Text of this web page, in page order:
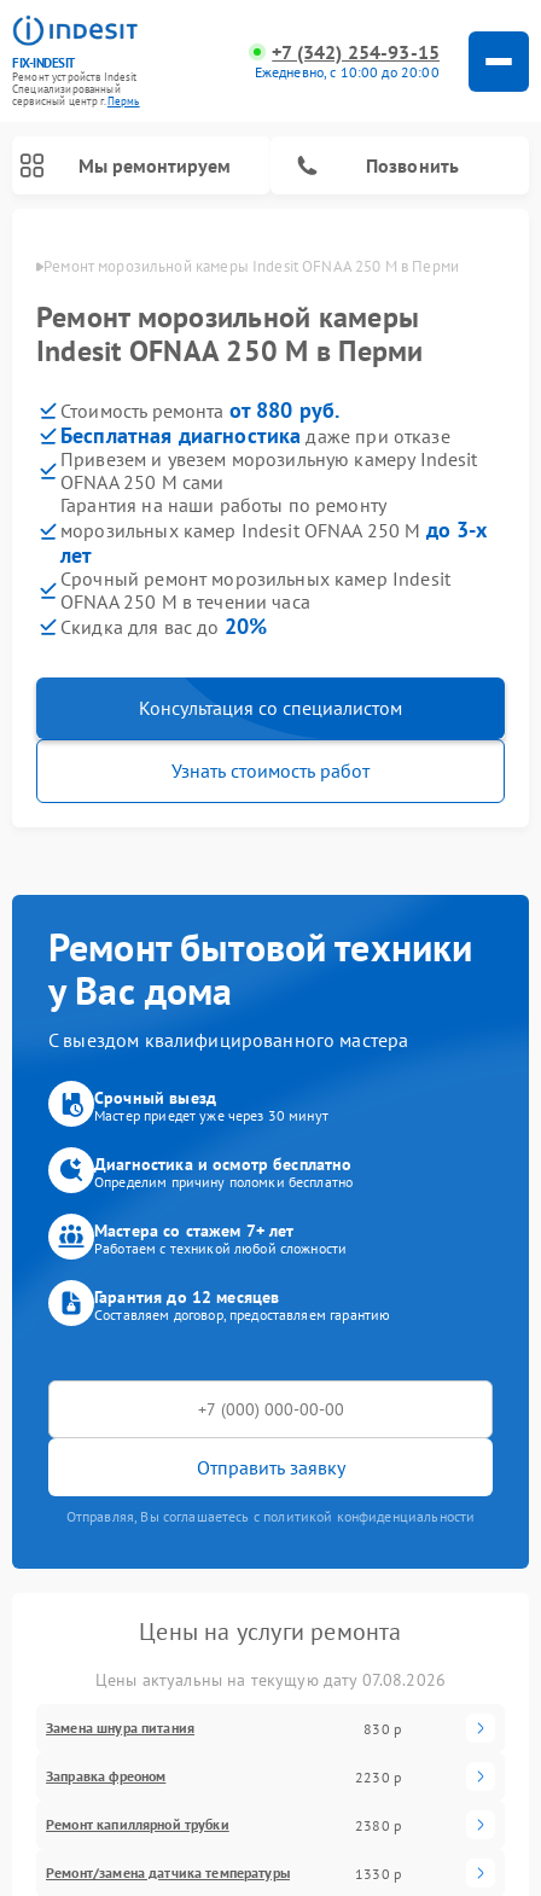
FIX-INDESIT
Ремонт устройств Indesit
Специализированный
cервисный центр г.Пермь
+7 (342) 254-93-15
Ежедневно, с 10:00 до 20:00
Мы ремонтируем Позвонить
Ремонт морозильной камеры Indesit OFNAA 250 M в Перми
Ремонт морозильной камеры
Indesit OFNAA 250 M в Перми
Стоимость ремонта от 880 руб.
Бесплатная диагностика даже при отказе
Привезем и увезем морозильную камеру Indesit
OFNAA 250 M сами
Гарантия на наши работы по ремонту
морозильных камер Indesit OFNAA 250 M до 3-х
лет
Срочный ремонт морозильных камер Indesit
OFNAA 250 M в течении часа
Скидка для вас до 20%
Консультация со специалистом
Узнать стоимость работ
Ремонт бытовой техники
у Вас дома
С выездом квалифицированного мастера
Срочный выезд
Мастер приедет уже через 30 минут
Диагностика и осмотр бесплатно
Определим причину поломки бесплатно
Мастера со стажем 7+ лет
Работаем с техникой любой сложности
Гарантия до 12 месяцев
Составляем договор, предоставляем гарантию
Отправить заявку
Отправляя, Вы соглашаетесь с политикой конфиденциальности
Цены на услуги ремонта
Цены актуальны на текущую дату 07.08.2026
Замена шнура питания 830 р
Заправка фреоном 2230 р
Ремонт капиллярной трубки 2380 р
Ремонт/замена датчика температуры 1330 р